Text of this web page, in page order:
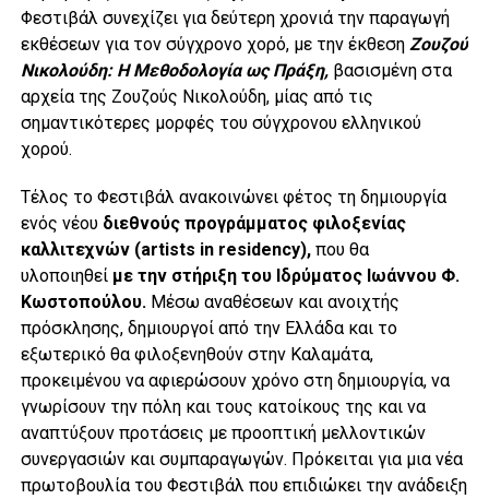
Φεστιβάλ συνεχίζει για δεύτερη χρονιά την παραγωγή
εκθέσεων για τον σύγχρονο χορό, με την έκθεση Ζουζού
Νικολούδη: Η Μεθοδολογία ως Πράξη, βασισμένη στα
αρχεία της Ζουζούς Νικολούδη, μίας από τις
σημαντικότερες μορφές του σύγχρονου ελληνικού
χορού.
Τέλος το Φεστιβάλ ανακοινώνει φέτος τη δημιουργία
ενός νέου διεθνούς προγράμματος φιλοξενίας
καλλιτεχνών (artists in residency), που θα
υλοποιηθεί με την στήριξη του Ιδρύματος Ιωάννου Φ.
Κωστοπούλου. Μέσω αναθέσεων και ανοιχτής
πρόσκλησης, δημιουργοί από την Ελλάδα και το
εξωτερικό θα φιλοξενηθούν στην Καλαμάτα,
προκειμένου να αφιερώσουν χρόνο στη δημιουργία, να
γνωρίσουν την πόλη και τους κατοίκους της και να
αναπτύξουν προτάσεις με προοπτική μελλοντικών
συνεργασιών και συμπαραγωγών. Πρόκειται για μια νέα
πρωτοβουλία του Φεστιβάλ που επιδιώκει την ανάδειξη